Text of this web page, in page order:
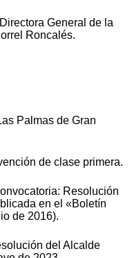
General de la
Roncalés.
Palmas de Gran
de clase primera.
Resolución
en el «Boletín
de 2016).
del Alcalde